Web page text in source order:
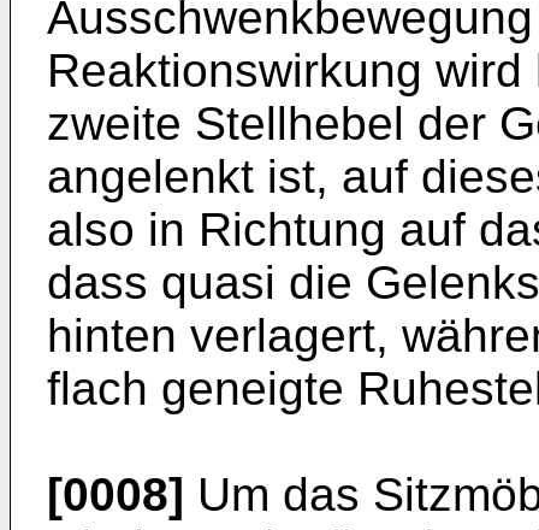
Reaktionswirkung
zweite Stellhebel der
angelenkt ist, auf
also in Richtung auf
dass quasi die
hinten verlagert,
flach geneigte
[0008] Um das